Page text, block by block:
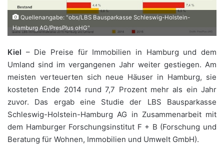
Quellenangabe: "obs/LBS Bausparkasse Schleswig-Holstein-
Hamburg AG/PresPlus oHG"
Kiel – Die Preise für Immobilien in Hamburg und dem
Umland sind im vergangenen Jahr weiter gestiegen. Am
meisten verteuerten sich neue Häuser in Hamburg, sie
kosteten Ende 2014 rund 7,7 Prozent mehr als ein Jahr
zuvor. Das ergab eine Studie der LBS Bausparkasse
Schleswig-Holstein-Hamburg AG in Zusammenarbeit mit
dem Hamburger Forschungsinstitut F + B (Forschung und
Beratung für Wohnen, Immobilien und Umwelt GmbH).